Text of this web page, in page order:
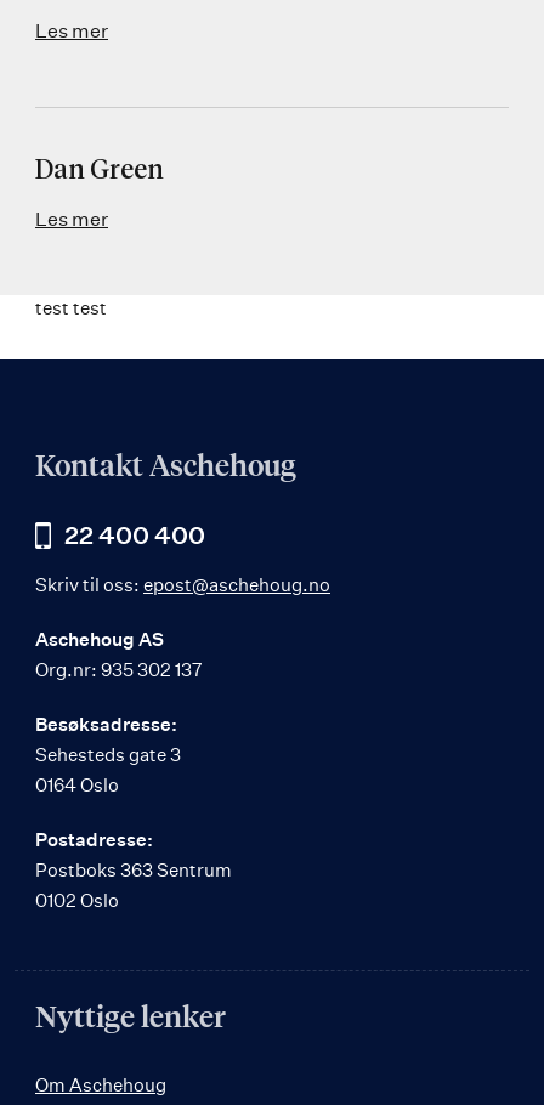
Les mer
Dan Green
Les mer
test test
Kontakt Aschehoug
22 400 400
Skriv til oss: epost@aschehoug.no
Aschehoug AS
Org.nr: 935 302 137
Besøksadresse:
Sehesteds gate 3
0164 Oslo
Postadresse:
Postboks 363 Sentrum
0102 Oslo
Nyttige lenker
Om Aschehoug